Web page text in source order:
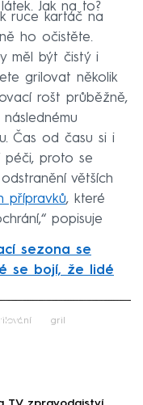
Jak na to?
ruce kartáč na
ho očistěte.
měl být čistý i
grilovat několik
rošt průběžně,
Čas od času si i
péči, proto se
větších
přípravků, které
popisuje
sezona se
se bojí, že lidé
gril